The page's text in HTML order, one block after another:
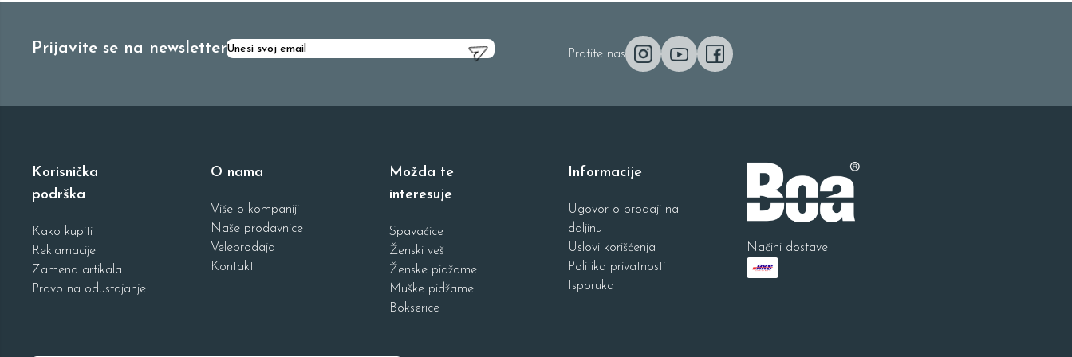
Prijavite se na newsletter Pratite nas
Korisnička
podrška
Kako kupiti
Reklamacije
Zamena artikala
Pravo na odustajanje
O nama
Više o kompaniji
Naše prodavnice
Veleprodaja
Kontakt
Možda te
interesuje
Spavaćice
Ženski veš
Ženske pidžame
Muške pidžame
Bokserice
Informacije
Ugovor o prodaji na
daljinu
Uslovi korišćenja
Politika privatnosti
Isporuka
Načini dostave